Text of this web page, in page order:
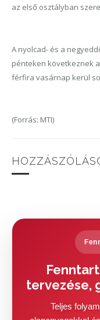
az első osztályban
A nyolcad- és a
pénteken következnek
férfira vasárnap kerül
(Forrás: MTI)
tervezése,
Teljes